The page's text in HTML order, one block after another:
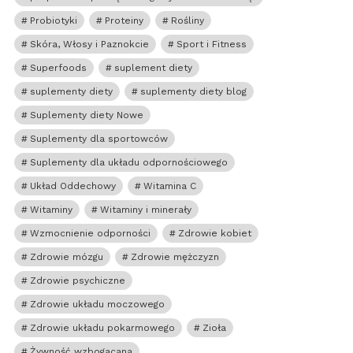
Probiotyki Proteiny Rośliny
Skóra, Włosy i Paznokcie Sport i Fitness
Superfoods suplement diety
suplementy diety suplementy diety blog
Suplementy diety Nowe
Suplementy dla sportowców
Suplementy dla układu odpornościowego
Układ Oddechowy Witamina C
Witaminy Witaminy i minerały
Wzmocnienie odporności Zdrowie kobiet
Zdrowie mózgu Zdrowie mężczyzn
Zdrowie psychiczne
Zdrowie układu moczowego
Zdrowie układu pokarmowego Zioła